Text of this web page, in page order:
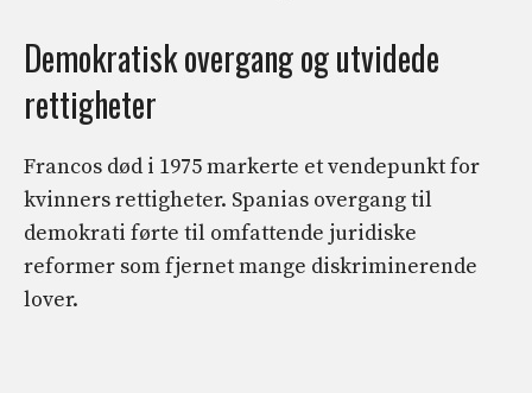
Demokratisk overgang og utvidede
rettigheter
Francos død i 1975 markerte et vendepunkt for
kvinners rettigheter. Spanias overgang til
demokrati førte til omfattende juridiske
reformer som fjernet mange diskriminerende
lover.